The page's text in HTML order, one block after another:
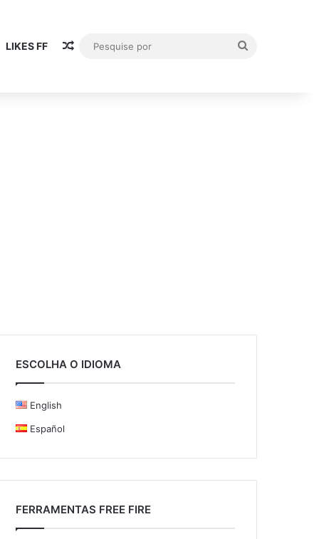
LIKES FF Artigo aleatório
ESCOLHA O IDIOMA
English
Español
FERRAMENTAS FREE FIRE